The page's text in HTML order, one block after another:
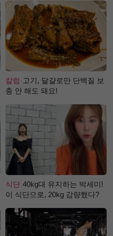
칼럼 고기, 달걀로만 단백질 보
충 안 해도 돼요!
식단 40kg대 유지하는 박세미!
이 식단으로, 20kg 감량했다?